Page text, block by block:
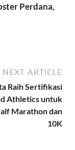
Perdana,
NEXT ARTICLE
Raih Sertifikasi
Athletics untuk
Marathon dan
10K